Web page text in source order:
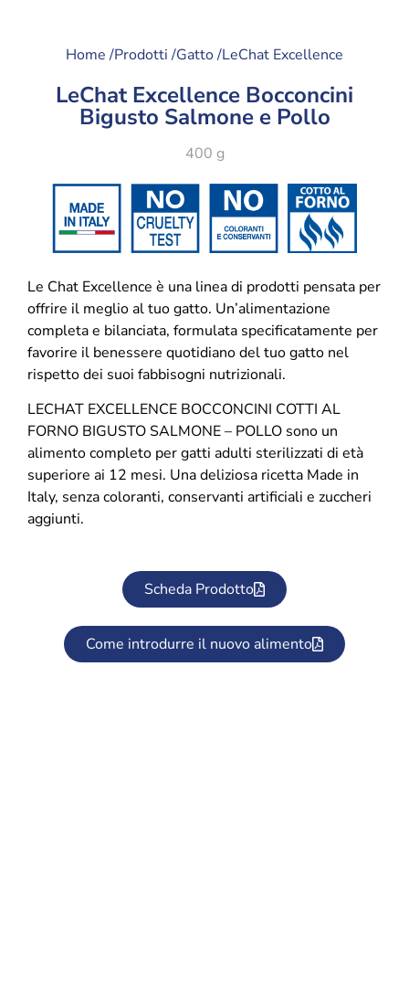
Home /Prodotti /Gatto /LeChat Excellence
LeChat Excellence Bocconcini
Bigusto Salmone e Pollo
400 g
Le Chat Excellence è una linea di prodotti pensata per
offrire il meglio al tuo gatto. Un’alimentazione
completa e bilanciata, formulata specificatamente per
favorire il benessere quotidiano del tuo gatto nel
rispetto dei suoi fabbisogni nutrizionali.
LECHAT EXCELLENCE BOCCONCINI COTTI AL
FORNO BIGUSTO SALMONE – POLLO sono un
alimento completo per gatti adulti sterilizzati di età
superiore ai 12 mesi. Una deliziosa ricetta Made in
Italy, senza coloranti, conservanti artificiali e zuccheri
aggiunti.
Scheda Prodotto
Come introdurre il nuovo alimento